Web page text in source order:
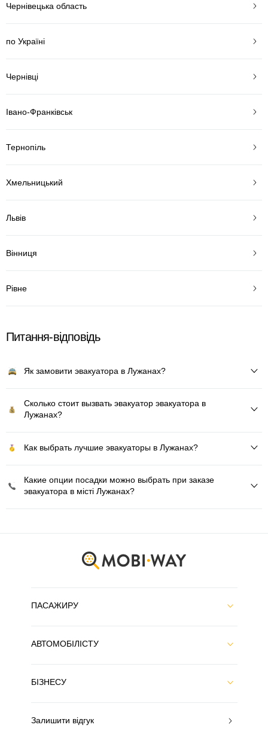
Чернівецька область
по Україні
Чернівці
Івано-Франківськ
Тернопіль
Хмельницький
Львів
Вінниця
Рівне
Питання-відповідь
Як замовити эвакуатора в Лужанах?
Сколько стоит вызвать эвакуатор эвакуатора в
Лужанах?
Как выбрать лучшие эвакуаторы в Лужанах?
Какие опции посадки можно выбрать при заказе
эвакуатора в місті Лужанах?
ПАСАЖИРУ
АВТОМОБІЛІСТУ
БІЗНЕСУ
Залишити відгук